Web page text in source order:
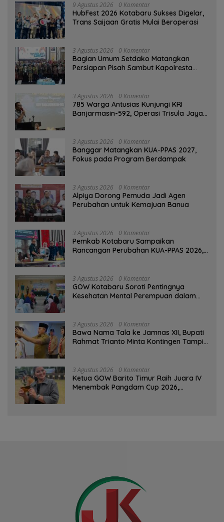
9 Agustus 2026 0 Komentar
HubFest 2026 Kotabaru Sukses Digelar,
Trans Saijaan Gratis Mulai Beroperasi
3 Agustus 2026 0 Komentar
Bagian Umum Setdako Matangkan
Persiapan Pisah Sambut Kapolresta
3 Agustus 2026 0 Komentar
785 Warga Antusias Kunjungi KRI
Banjarmasin-592, Operasi Trisula Jaya
3 Agustus 2026 0 Komentar
‎Banggar Matangkan KUA-PPAS 2027,
Fokus pada Program Berdampak
3 Agustus 2026 0 Komentar
‎Alpiya Dorong Pemuda Jadi Agen
Perubahan untuk Kemajuan Banua ‎
3 Agustus 2026 0 Komentar
Pemkab Kotabaru Sampaikan
Rancangan Perubahan KUA-PPAS 2026,
3 Agustus 2026 0 Komentar
GOW Kotabaru Soroti Pentingnya
Kesehatan Mental Perempuan dalam
3 Agustus 2026 0 Komentar
Bawa Nama Tala ke Jamnas XII, Bupati
Rahmat Trianto Minta Kontingen Tampil
3 Agustus 2026 0 Komentar
Ketua GOW Barito Timur Raih Juara IV
Menembak Pangdam Cup 2026,